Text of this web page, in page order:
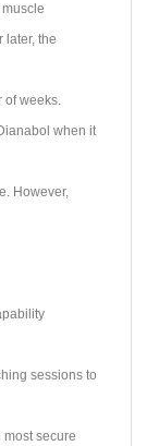
later, the
of weeks.
when it
However,
sessions to
secure